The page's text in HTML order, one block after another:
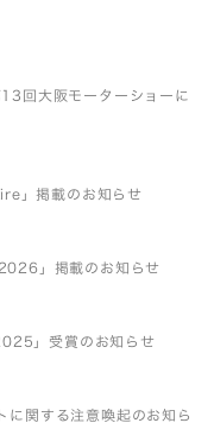
大阪モーターショーに
」掲載のお知らせ
」掲載のお知らせ
」受賞のお知らせ
関する注意喚起のお知ら